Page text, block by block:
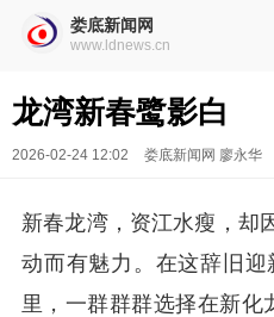
娄底新闻网
www.ldnews.cn
龙湾新春鹭影白
2026-02-24 12:02 娄底新闻网 廖永华
新春龙湾，资江水瘦，却
动而有魅力。在这辞旧
里，一群群群选择在新化